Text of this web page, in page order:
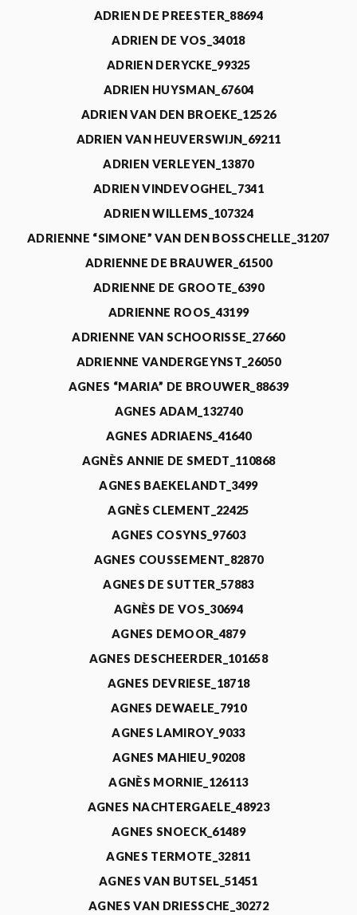
ADRIEN DE PREESTER_88694
ADRIEN DE VOS_34018
ADRIEN DERYCKE_99325
ADRIEN HUYSMAN_67604
ADRIEN VAN DEN BROEKE_12526
ADRIEN VAN HEUVERSWIJN_69211
ADRIEN VERLEYEN_13870
ADRIEN VINDEVOGHEL_7341
ADRIEN WILLEMS_107324
ADRIENNE “SIMONE” VAN DEN BOSSCHELLE_31207
ADRIENNE DE BRAUWER_61500
ADRIENNE DE GROOTE_6390
ADRIENNE ROOS_43199
ADRIENNE VAN SCHOORISSE_27660
ADRIENNE VANDERGEYNST_26050
AGNES “MARIA” DE BROUWER_88639
AGNES ADAM_132740
AGNES ADRIAENS_41640
AGNÈS ANNIE DE SMEDT_110868
AGNES BAEKELANDT_3499
AGNÈS CLEMENT_22425
AGNES COSYNS_97603
AGNES COUSSEMENT_82870
AGNES DE SUTTER_57883
AGNÈS DE VOS_30694
AGNES DEMOOR_4879
AGNES DESCHEERDER_101658
AGNES DEVRIESE_18718
AGNES DEWAELE_7910
AGNES LAMIROY_9033
AGNES MAHIEU_90208
AGNÈS MORNIE_126113
AGNES NACHTERGAELE_48923
AGNES SNOECK_61489
AGNES TERMOTE_32811
AGNES VAN BUTSEL_51451
AGNES VAN DRIESSCHE_30272